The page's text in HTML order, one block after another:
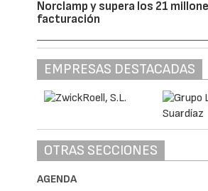
Norclamp y supera los 21
facturación
EMPRESAS DESTACADAS
OTRAS SECCIONES
AGENDA